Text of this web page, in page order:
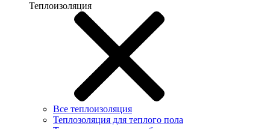
Теплоизоляция
Все теплоизоляция
Теплозоляция для теплого пола